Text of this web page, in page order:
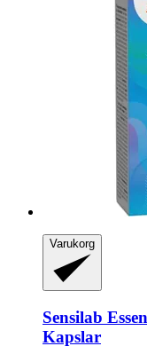
Varukorg
Sensilab
Kapslar